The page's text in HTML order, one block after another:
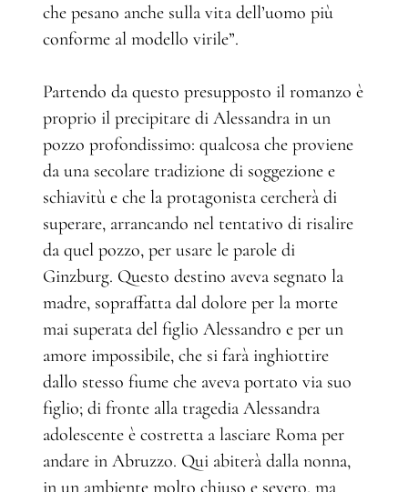
che pesano anche sulla vita dell’uomo più
conforme al modello virile”.
Partendo da questo presupposto il romanzo è
proprio il precipitare di Alessandra in un
pozzo profondissimo: qualcosa che proviene
da una secolare tradizione di soggezione e
schiavitù e che la protagonista cercherà di
superare, arrancando nel tentativo di risalire
da quel pozzo, per usare le parole di
Ginzburg. Questo destino aveva segnato la
madre, sopraffatta dal dolore per la morte
mai superata del figlio Alessandro e per un
amore impossibile, che si farà inghiottire
dallo stesso fiume che aveva portato via suo
figlio; di fronte alla tragedia Alessandra
adolescente è costretta a lasciare Roma per
andare in Abruzzo. Qui abiterà dalla nonna,
in un ambiente molto chiuso e severo, ma